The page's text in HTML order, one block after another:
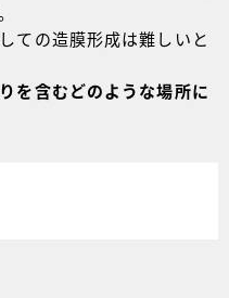
ての造膜形成は難しいと
を含むどのような場所に